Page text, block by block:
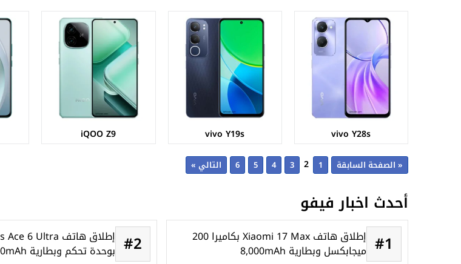
vivo Y28s
vivo Y19s
iQOO Z9
« الصفحة السابقة 1
2
3
4
5
6 التالي »
أحدث اخبار فيفو
#1
إطلاق هاتف Xiaomi 17 Max بكاميرا 200
ميجابكسل وبطارية 8,000mAh #2 بوحدة تحكم وبطارية 8,600mAh